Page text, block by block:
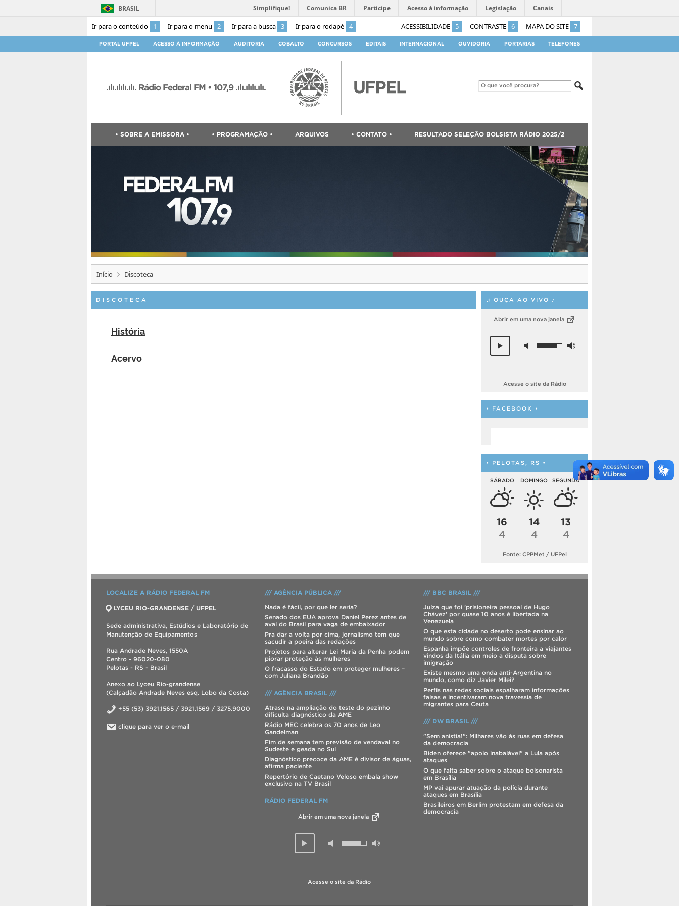
Ir para o conteúdo 1 Ir para o menu 2 Ir para a busca 3 Ir para o rodapé 4 ACESSIBILIDADE 5 CONTRASTE 6 MAPA DO SITE 7
BRASIL Simplifique! Comunica BR Participe Acesso à informação Legislação Canais
PORTAL UFPEL ACESSO À INFORMAÇÃO AUDITORIA COBALTO CONCURSOS EDITAIS INTERNACIONAL OUVIDORIA PORTARIAS TELEFONES
.ılı.ılılı.ılı. Rádio Federal FM • 107,9 .ılı.ılılı.ılı.
• SOBRE A EMISSORA • • PROGRAMAÇÃO • ARQUIVOS • CONTATO • RESULTADO SELEÇÃO BOLSISTA RÁDIO 2025/2
Início Discoteca
DISCOTECA
História
Acervo
♫ OUÇA AO VIVO ♪
Abrir em uma nova janela
Acesse o site da Rádio
• FACEBOOK •
• PELOTAS, RS •
SÁBADO
16
4
DOMINGO
14
4
SEGUNDA
13
4
Fonte: CPPMet / UFPel
LOCALIZE A RÁDIO FEDERAL FM
LYCEU RIO-GRANDENSE / UFPEL
Sede administrativa, Estúdios e Laboratório de
Manutenção de Equipamentos
Rua Andrade Neves, 1550A
Centro - 96020-080
Pelotas - RS - Brasil
Anexo ao Lyceu Rio-grandense
(Calçadão Andrade Neves esq. Lobo da Costa)
+55 (53) 3921.1565 / 3921.1569 / 3275.9000
clique para ver o e-mail
/// AGÊNCIA PÚBLICA ///
Nada é fácil, por que ler seria?
Senado dos EUA aprova Daniel Perez antes de
aval do Brasil para vaga de embaixador
Pra dar a volta por cima, jornalismo tem que
sacudir a poeira das redações
Projetos para alterar Lei Maria da Penha podem
piorar proteção às mulheres
O fracasso do Estado em proteger mulheres –
com Juliana Brandão
/// AGÊNCIA BRASIL ///
Atraso na ampliação do teste do pezinho
dificulta diagnóstico da AME
Rádio MEC celebra os 70 anos de Leo
Gandelman
Fim de semana tem previsão de vendaval no
Sudeste e geada no Sul
Diagnóstico precoce da AME é divisor de águas,
afirma paciente
Repertório de Caetano Veloso embala show
exclusivo na TV Brasil
RÁDIO FEDERAL FM
Abrir em uma nova janela
Acesse o site da Rádio
/// BBC BRASIL ///
Juíza que foi 'prisioneira pessoal de Hugo
Chávez' por quase 10 anos é libertada na
Venezuela
O que esta cidade no deserto pode ensinar ao
mundo sobre como combater mortes por calor
Espanha impõe controles de fronteira a viajantes
vindos da Itália em meio a disputa sobre
imigração
Existe mesmo uma onda anti-Argentina no
mundo, como diz Javier Milei?
Perfis nas redes sociais espalharam informações
falsas e incentivaram nova travessia de
migrantes para Ceuta
/// DW BRASIL ///
"Sem anistia!": Milhares vão às ruas em defesa
da democracia
Biden oferece "apoio inabalável" a Lula após
ataques
O que falta saber sobre o ataque bolsonarista
em Brasília
MP vai apurar atuação da polícia durante
ataques em Brasília
Brasileiros em Berlim protestam em defesa da
democracia